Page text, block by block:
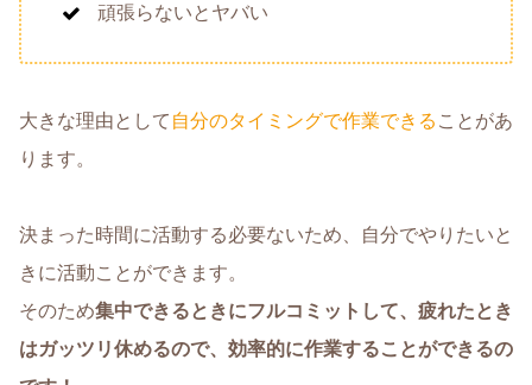
頑張らないとヤバい
大きな理由として 自分のタイミングで作業できる ことがあ
ります。
決まった時間に活動する必要ないため、自分でやりたいと
きに活動ことができます。
そのため集中できるときにフルコミットして、疲れたとき
はガッツリ休めるので、効率的に作業することができるの